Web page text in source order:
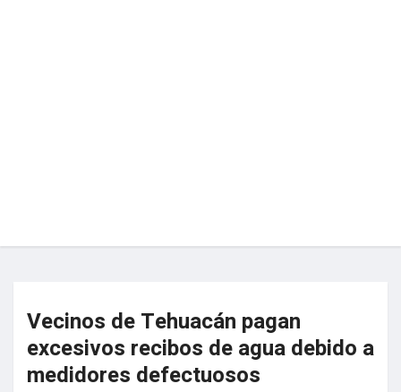
Vecinos de Tehuacán pagan
excesivos recibos de agua debido a
medidores defectuosos